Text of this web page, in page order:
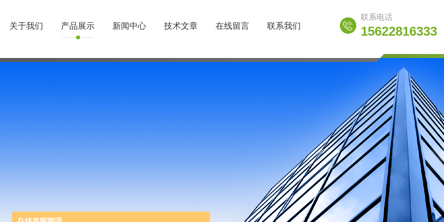
关于我们 产品展示 新闻中心 技术文章 在线留言 联系我们
联系电话
15622816333